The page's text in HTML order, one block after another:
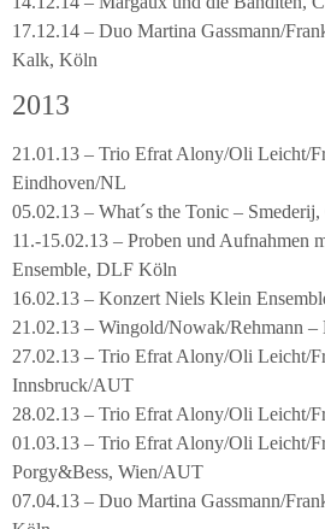
17.12.14 – Duo Martina Gassmann/
Kalk, Köln
2013
21.01.13 – Trio Efrat Alony/Oli Leicht/
Eindhoven/NL
05.02.13 – What´s the Tonic –
11.-15.02.13 – Proben und Aufnahmen
Ensemble, DLF Köln
16.02.13 – Konzert Niels Klein
21.02.13 – Wingold/Nowak/Rehmann –
27.02.13 – Trio Efrat Alony/Oli Leicht/
Innsbruck/AUT
28.02.13 – Trio Efrat Alony/Oli Leicht/
01.03.13 – Trio Efrat Alony/Oli Leicht/
Porgy&Bess, Wien/AUT
07.04.13 – Duo Martina Gassmann/